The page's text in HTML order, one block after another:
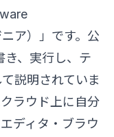
ア）」です。公
き、実行し、テ
説明されていま
ラウド上に自分
ディタ・ブラウ